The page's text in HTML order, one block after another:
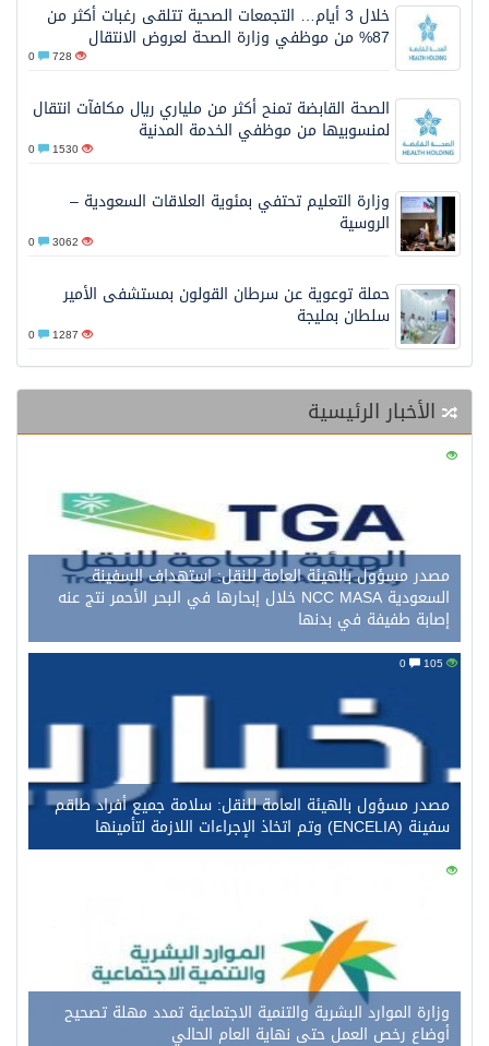
خلال 3 أيام… التجمعات الصحية تتلقى رغبات أكثر من
87% من موظفي وزارة الصحة لعروض الانتقال
728
الصحة القابضة تمنح أكثر من ملياري ريال مكافآت انتقال
لمنسوبيها من موظفي الخدمة المدنية
1530
وزارة التعليم تحتفي بمئوية العلاقات السعودية –
الروسية
3062
حملة توعوية عن سرطان القولون بمستشفى الأمير
سلطان بمليجة
1287
الأخبار الرئيسية
121
مصدر مسؤول بالهيئة العامة للنقل: استهداف السفينة
السعودية NCC MASA خلال إبحارها في البحر الأحمر نتج عنه
إصابة طفيفة في بدنها
مصدر مسؤول بالهيئة العامة للنقل: سلامة جميع أفراد طاقم
سفينة (ENCELIA) وتم اتخاذ الإجراءات اللازمة لتأمينها
92
وزارة الموارد البشرية والتنمية الاجتماعية تمدد مهلة تصحيح
أوضاع رخص العمل حتى نهاية العام الحالي